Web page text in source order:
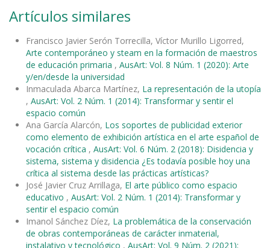
Artículos similares
Francisco Javier Serón Torrecilla, Víctor Murillo Ligorred,
Arte contemporáneo y steam en la formación de maestros
de educación primaria , AusArt: Vol. 8 Núm. 1 (2020): Arte
y/en/desde la universidad
Inmaculada Abarca Martínez, La representación de la utopía
, AusArt: Vol. 2 Núm. 1 (2014): Transformar y sentir el
espacio común
Ana García Alarcón, Los soportes de publicidad exterior
como elemento de exhibición artística en el arte español de
vocación crítica , AusArt: Vol. 6 Núm. 2 (2018): Disidencia y
sistema, sistema y disidencia ¿Es todavía posible hoy una
crítica al sistema desde las prácticas artísticas?
José Javier Cruz Arrillaga, El arte público como espacio
educativo , AusArt: Vol. 2 Núm. 1 (2014): Transformar y
sentir el espacio común
Imanol Sánchez Díez, La problemática de la conservación
de obras contemporáneas de carácter inmaterial,
instalativo y tecnológico , AusArt: Vol. 9 Núm. 2 (2021):